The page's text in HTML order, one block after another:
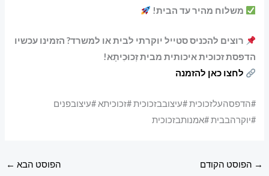
משלוח מהיר עד הבית!
רוצים להכניס סטייל יוקרתי לבית או למשרד? הזמינו עכשיו
הדפסת זכוכית איכותית מבית זְכוּכִיתָא!
לחצו כאן להזמנה
#הדפסהעלזכוכית #עיצובבזכוכית #זכוכיתא #עיצובפנים
#יוקרהבבית #אמנותבזכוכית
→ הפוסט הקודם הפוסט הבא ←